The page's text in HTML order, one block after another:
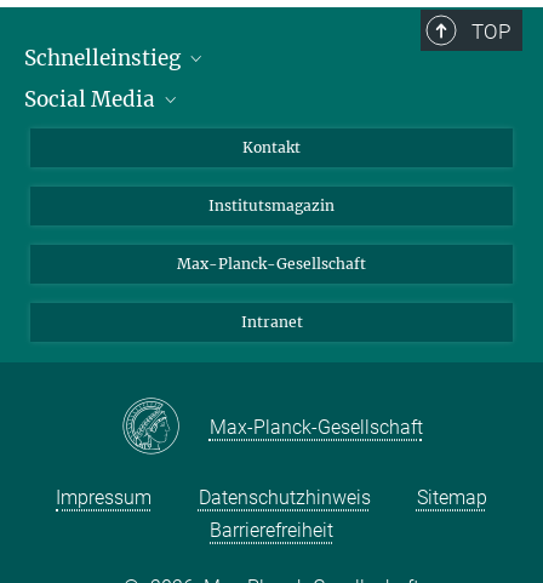
TOP
Schnelleinstieg
Alumni
Schulen
Studierende
Social Media
Facebook
YouTube
Kontakt
Institutsmagazin
Max-Planck-Gesellschaft
Intranet
Max-Planck-Gesellschaft
Impressum Datenschutzhinweis
Sitemap
Barrierefreiheit